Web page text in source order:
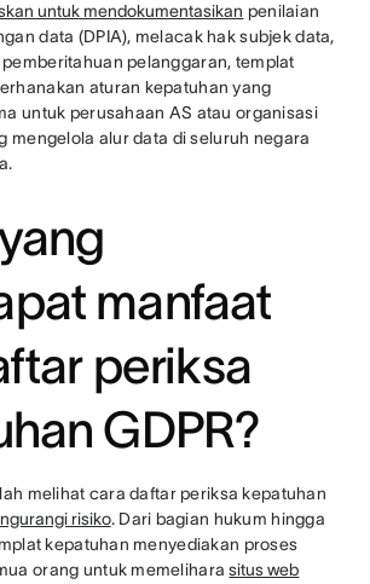
untuk mendokumentasikan penilaian
data (DPIA), melacak hak subjek data,
pelanggaran, templat
aturan kepatuhan yang
untuk perusahaan AS atau organisasi
mengelola alur data di seluruh negara
manfaat
periksa
GDPR?
melihat cara daftar periksa kepatuhan
risiko. Dari bagian hukum hingga
kepatuhan menyediakan proses
orang untuk memeliharasitus web